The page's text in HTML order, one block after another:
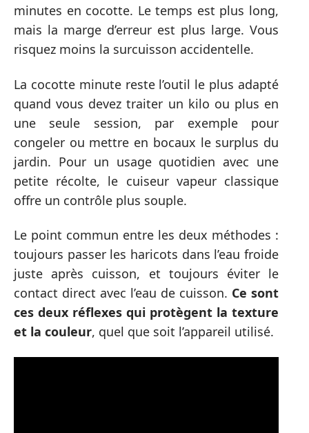
minutes en cocotte. Le temps est plus long,
mais la marge d’erreur est plus large. Vous
risquez moins la surcuisson accidentelle.
La cocotte minute reste l’outil le plus adapté
quand vous devez traiter un kilo ou plus en
une seule session, par exemple pour
congeler ou mettre en bocaux le surplus du
jardin. Pour un usage quotidien avec une
petite récolte, le cuiseur vapeur classique
offre un contrôle plus souple.
Le point commun entre les deux méthodes :
toujours passer les haricots dans l’eau froide
juste après cuisson, et toujours éviter le
contact direct avec l’eau de cuisson. Ce sont
ces deux réflexes qui protègent la texture
et la couleur, quel que soit l’appareil utilisé.